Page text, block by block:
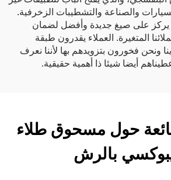
والصناعة والتشطيبات الزخرفية.
يركز على صيغ جديدة وأفضل لضمان
المتغيرة. العملاء يقدرون طبقة
ونحن فخورون بتزويدهم بها لأننا نعرف
أيضا شيئا ذا أهمية حقيقية.
حول مسحوق طلاء
بالرش